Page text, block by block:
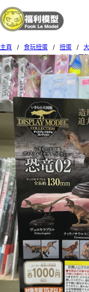
主頁 / 食玩扭蛋 / 扭蛋 /
Bandai Premium 扭蛋 動物大圖